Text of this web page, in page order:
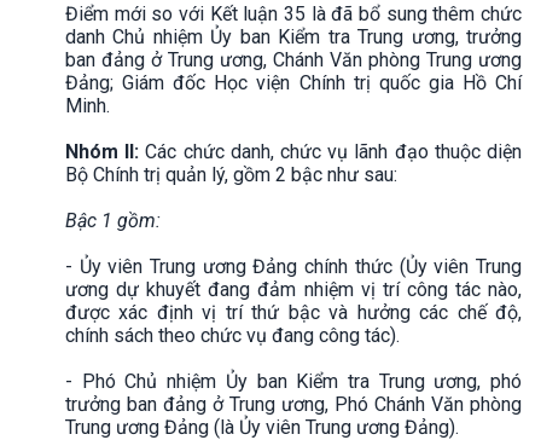
Điểm mới so với Kết luận 35 là đã bổ sung thêm chức
danh Chủ nhiệm Ủy ban Kiểm tra Trung ương, trưởng
ban đảng ở Trung ương, Chánh Văn phòng Trung ương
Đảng; Giám đốc Học viện Chính trị quốc gia Hồ Chí
Minh.
Nhóm II: Các chức danh, chức vụ lãnh đạo thuộc diện
Bộ Chính trị quản lý, gồm 2 bậc như sau:
Bậc 1 gồm:
- Ủy viên Trung ương Đảng chính thức (Ủy viên Trung
ương dự khuyết đang đảm nhiệm vị trí công tác nào,
được xác định vị trí thứ bậc và hưởng các chế độ,
chính sách theo chức vụ đang công tác).
- Phó Chủ nhiệm Ủy ban Kiểm tra Trung ương, phó
trưởng ban đảng ở Trung ương, Phó Chánh Văn phòng
Trung ương Đảng (là Ủy viên Trung ương Đảng).